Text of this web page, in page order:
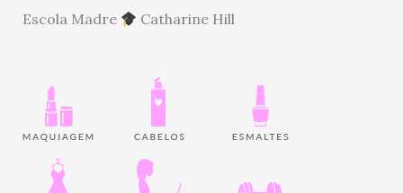
Escola Madre
Catharine Hill